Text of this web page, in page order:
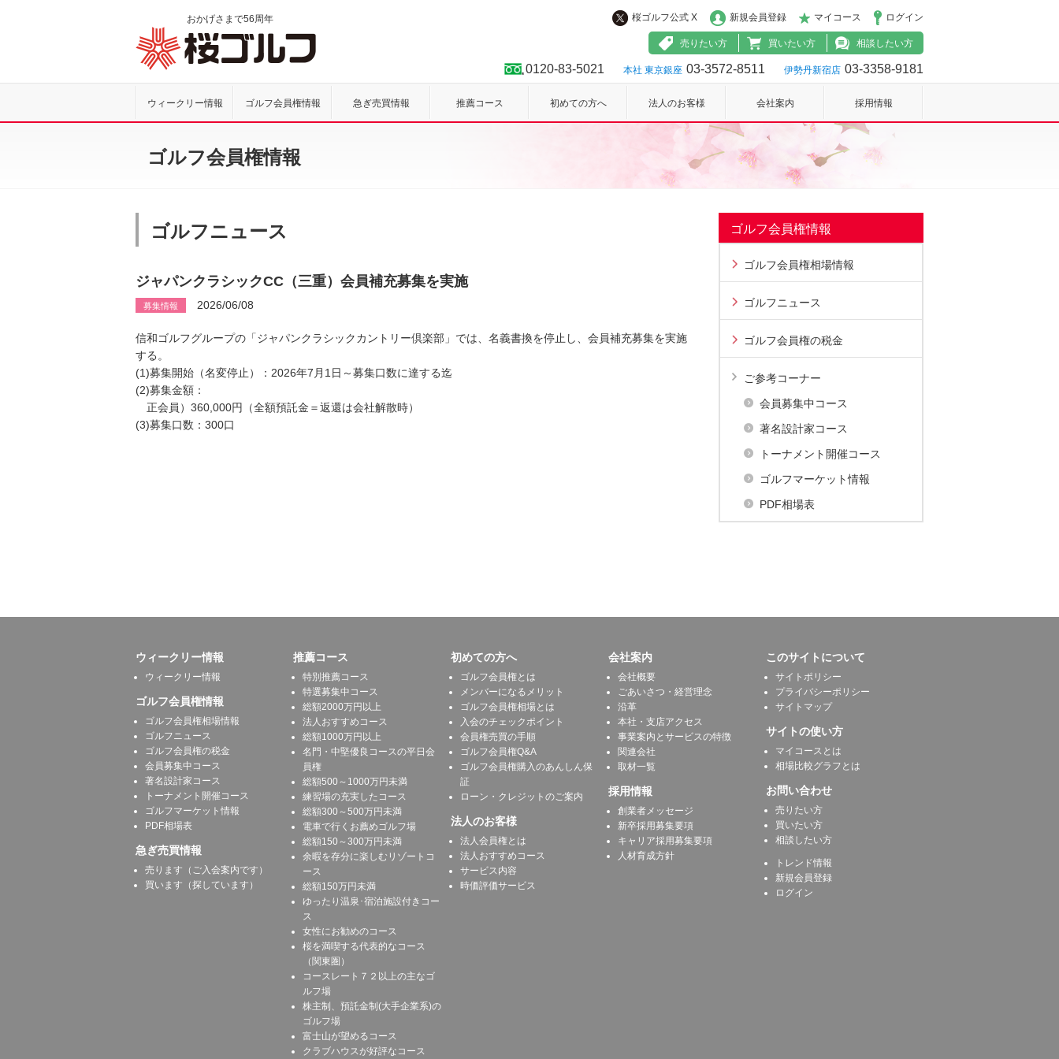
おかげさまで56周年 桜ゴルフ公式 X 新規会員登録 マイコース ログイン
売りたい方 買いたい方 相談したい方
0120-83-5021 本社 東京銀座 03-3572-8511 伊勢丹新宿店 03-3358-9181
ウィークリー情報 ゴルフ会員権情報 急ぎ売買情報 推薦コース 初めての方へ 法人のお客様 会社案内 採用情報
ゴルフ会員権情報
ゴルフニュース
ジャパンクラシックCC（三重）会員補充募集を実施
募集情報 2026/06/08
信和ゴルフグループの「ジャパンクラシックカントリー倶楽部」では、名義書換を停止し、会員補充募集を実施
する。
(1)募集開始（名変停止）：2026年7月1日～募集口数に達する迄
(2)募集金額：
正会員）360,000円（全額預託金＝返還は会社解散時）
(3)募集口数：300口
ゴルフ会員権情報
ゴルフ会員権相場情報
ゴルフニュース
ゴルフ会員権の税金
ご参考コーナー
会員募集中コース
著名設計家コース
トーナメント開催コース
ゴルフマーケット情報
PDF相場表
ウィークリー情報
ウィークリー情報
ゴルフ会員権情報
ゴルフ会員権相場情報
ゴルフニュース
ゴルフ会員権の税金
会員募集中コース
著名設計家コース
トーナメント開催コース
ゴルフマーケット情報
PDF相場表
急ぎ売買情報
売ります（ご入会案内です）
買います（探しています）
推薦コース
特別推薦コース
特選募集中コース
総額2000万円以上
法人おすすめコース
総額1000万円以上
名門・中堅優良コースの平日会
員権
総額500～1000万円未満
練習場の充実したコース
総額300～500万円未満
電車で行くお薦めゴルフ場
総額150～300万円未満
余暇を存分に楽しむリゾートコ
ース
総額150万円未満
ゆったり温泉･宿泊施設付きコー
ス
女性にお勧めのコース
桜を満喫する代表的なコース
（関東圏）
コースレート７２以上の主なゴ
ルフ場
株主制、預託金制(大手企業系)の
ゴルフ場
富士山が望めるコース
クラブハウスが好評なコース
初めての方へ
ゴルフ会員権とは
メンバーになるメリット
ゴルフ会員権相場とは
入会のチェックポイント
会員権売買の手順
ゴルフ会員権Q&A
ゴルフ会員権購入のあんしん保
証
ローン・クレジットのご案内
法人のお客様
法人会員権とは
法人おすすめコース
サービス内容
時価評価サービス
会社案内
会社概要
ごあいさつ・経営理念
沿革
本社・支店アクセス
事業案内とサービスの特徴
関連会社
取材一覧
採用情報
創業者メッセージ
新卒採用募集要項
キャリア採用募集要項
人材育成方針
このサイトについて
サイトポリシー
プライバシーポリシー
サイトマップ
サイトの使い方
マイコースとは
相場比較グラフとは
お問い合わせ
売りたい方
買いたい方
相談したい方
トレンド情報
新規会員登録
ログイン